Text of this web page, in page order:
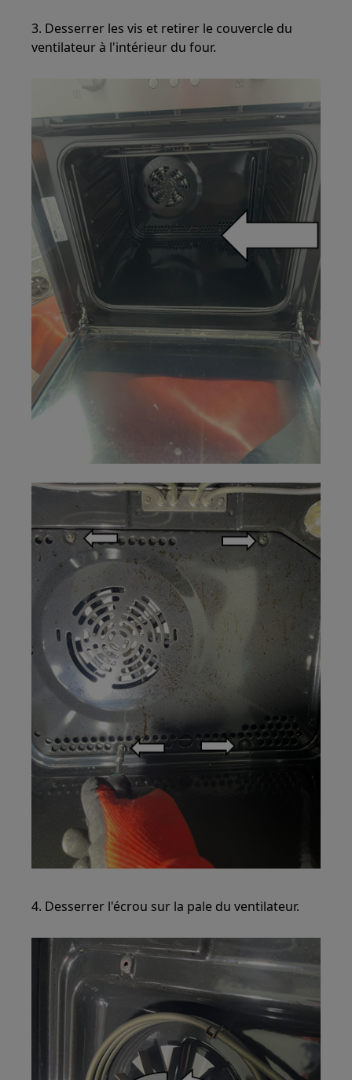
3. Desserrer les vis et retirer le couvercle du
ventilateur à l'intérieur du four.
4. Desserrer l'écrou sur la pale du ventilateur.